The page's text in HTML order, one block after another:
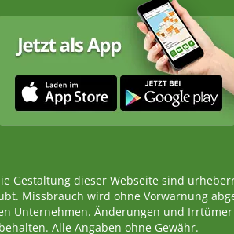
Gestaltung dieser Webseite sind
Missbrauch wird ohne Vorwarnung
Unternehmen. Änderungen und
Alle Angaben ohne Gewähr.